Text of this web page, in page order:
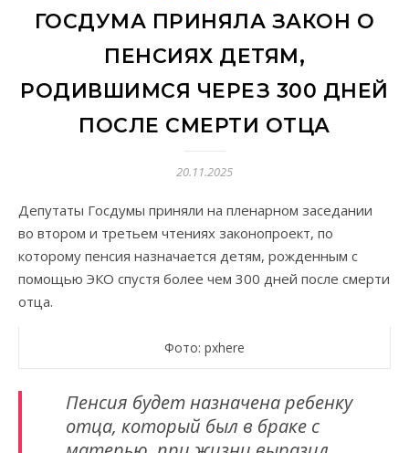
ГОСДУМА ПРИНЯЛА ЗАКОН О
ПЕНСИЯХ ДЕТЯМ,
РОДИВШИМСЯ ЧЕРЕЗ 300 ДНЕЙ
ПОСЛЕ СМЕРТИ ОТЦА
20.11.2025
Депутаты Госдумы приняли на пленарном заседании
во втором и третьем чтениях законопроект, по
которому пенсия назначается детям, рожденным с
помощью ЭКО спустя более чем 300 дней после смерти
отца.
Фото: pxhere
Пенсия будет назначена ребенку
отца, который был в браке с